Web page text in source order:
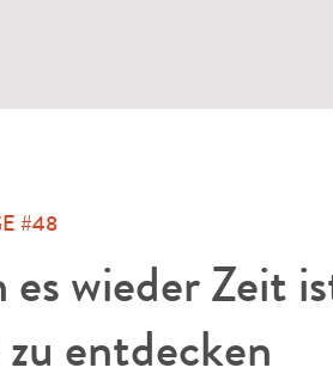
#48
wieder Zeit
entdecken